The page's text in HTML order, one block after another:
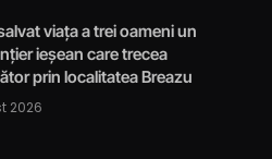
viața a trei oameni un
ieșean care trecea
prin localitatea Breazu
2026